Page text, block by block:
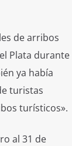
de arribos
Plata durante
ya había
turistas
turísticos».
al 31 de